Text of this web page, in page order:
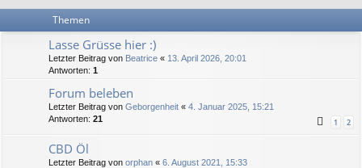
Themen
Lasse Grüsse hier :)
Letzter Beitrag von Beatrice « 13. April 2026, 20:01
Antworten: 1
Forum beleben
Letzter Beitrag von Geborgenheit « 4. Januar 2025, 15:21
Antworten: 21 1 2
CBD Öl
Letzter Beitrag von orphan « 6. August 2021, 15:33